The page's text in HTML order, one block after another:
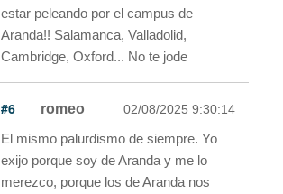
estar peleando por el campus de
Aranda!! Salamanca, Valladolid,
Cambridge, Oxford... No te jode
#6 romeo 02/08/2025 9:30:14
El mismo palurdismo de siempre. Yo
exijo porque soy de Aranda y me lo
merezco, porque los de Aranda nos